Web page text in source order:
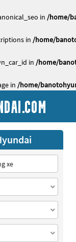
in /home/
in /home/
in /home/
in /home/